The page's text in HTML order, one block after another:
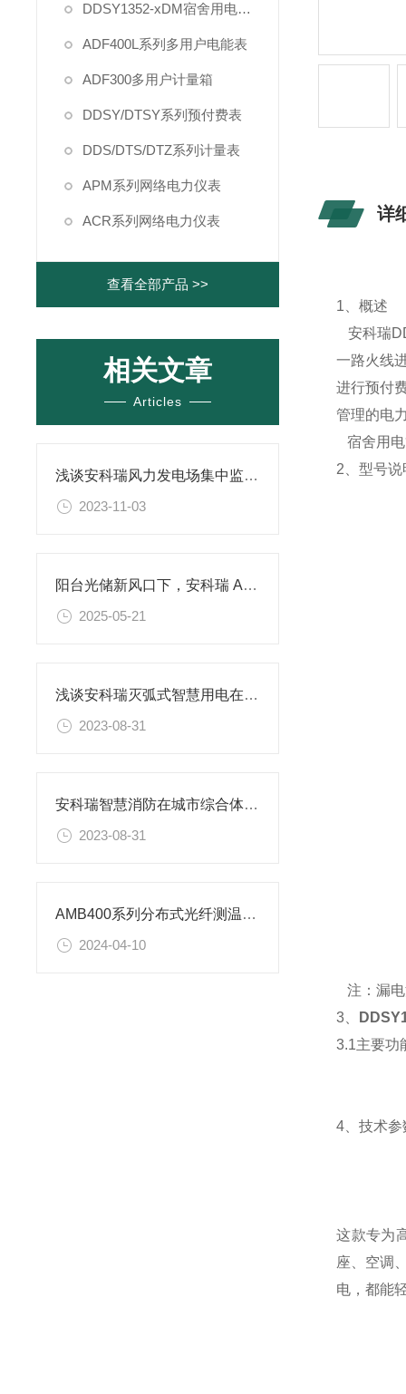
DDSY1352-xDM宿舍用电管理
ADF400L系列多用户电能表
ADF300多用户计量箱
DDSY/DTSY系列预付费表
DDS/DTS/DTZ系列计量表
APM系列网络电力仪表
ACR系列网络电力仪表
查看全部产品 >>
相关文章
Articles
浅谈安科瑞风力发电场集中监控系统解决方案
2023-11-03
阳台光储新风口下，安科瑞 ADL200N-CT/WF 电表如何成为关键配套助力
2025-05-21
浅谈安科瑞灭弧式智慧用电在养老机构的应用
2023-08-31
安科瑞智慧消防在城市综合体应急安全中的应用
2023-08-31
AMB400系列分布式光纤测温方案 苏州某商业大厦项目案例分享
2024-04-10
详
1、概述
安科瑞
一路火线
进行预付
管理的电
宿舍用电
2、型号说
注：漏
3、
3.1主要功
4、技术参
这款专为
座、空调
电，都能